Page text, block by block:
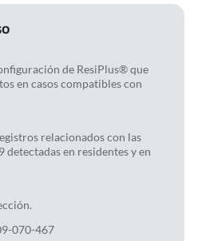
de ResiPlus® que
en casos compatibles con
relacionados con las
en residentes y en
070-467